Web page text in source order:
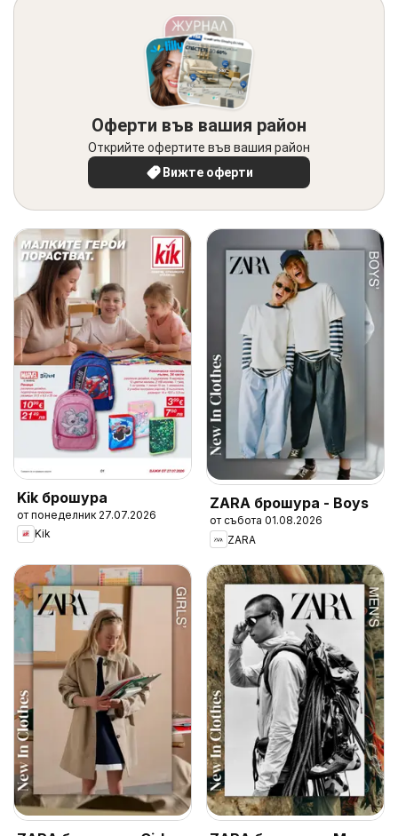
Оферти във вашия район
Открийте офертите във вашия район
Вижте оферти
Kik брошура
от понеделник 27.07.2026
Kik
ZARA брошура - Boys
от събота 01.08.2026
ZARA